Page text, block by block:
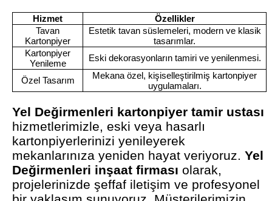
Hizmet
Özellikler
Tavan
Kartonpiyer
Estetik tavan süslemeleri, modern ve klasik
tasarımlar.
Kartonpiyer
Yenileme
Eski dekorasyonların tamiri ve yenilenmesi.
Özel Tasarım
Mekana özel, kişiselleştirilmiş kartonpiyer
uygulamaları.
Yel Değirmenleri kartonpiyer tamir ustası
hizmetlerimizle, eski veya hasarlı
kartonpiyerlerinizi yenileyerek
mekanlarınıza yeniden hayat veriyoruz.Yel
Değirmenleri inşaat firması olarak,
projelerinizde şeffaf iletişim ve profesyonel